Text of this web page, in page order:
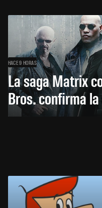
HACE 9 HORAS
La saga Matrix
Bros. confirma